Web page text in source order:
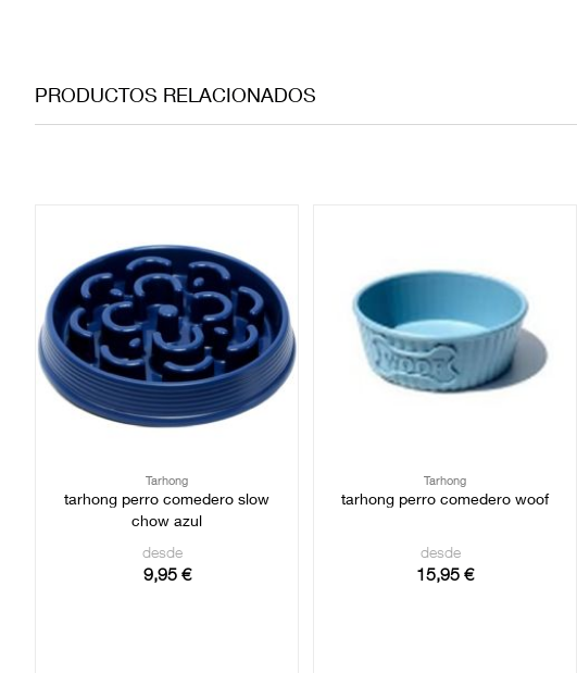
PRODUCTOS RELACIONADOS
Tarhong
tarhong perro comedero slow
chow azul
desde
9,95 €
Tarhong
tarhong perro comedero woof
desde
15,95 €